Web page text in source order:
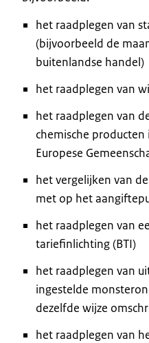
het raadplegen van
(bijvoorbeeld de
buitenlandse handel)
het raadplegen van
het raadplegen van
chemische
Europese
het vergelijken van
met op het
het raadplegen van
tariefinlichting (BTI)
het raadplegen van
ingestelde
dezelfde wijze
het raadplegen van